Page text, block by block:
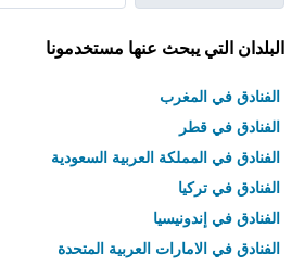
البلدان التي يبحث عنها مستخدمونا
الفنادق في المغرب
الفنادق في قطر
الفنادق في المملكة العربية السعودية
الفنادق في تركيا
الفنادق في إندونيسيا
الفنادق في الامارات العربية المتحدة